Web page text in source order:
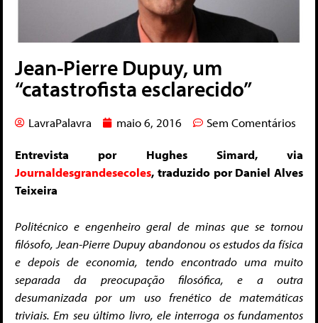
Jean-Pierre Dupuy, um
“catastrofista esclarecido”
LavraPalavra maio 6, 2016 Sem Comentários
Entrevista por Hughes Simard, via
Journaldesgrandesecoles, traduzido por Daniel Alves
Teixeira
Politécnico e engenheiro geral de minas que se tornou
filósofo, Jean-Pierre Dupuy abandonou os estudos da física
e depois de economia, tendo encontrado uma muito
separada da preocupação filosófica, e a outra
desumanizadapor um uso frenético de matemáticas
triviais. Em seu último livro, ele interroga os fundamentos